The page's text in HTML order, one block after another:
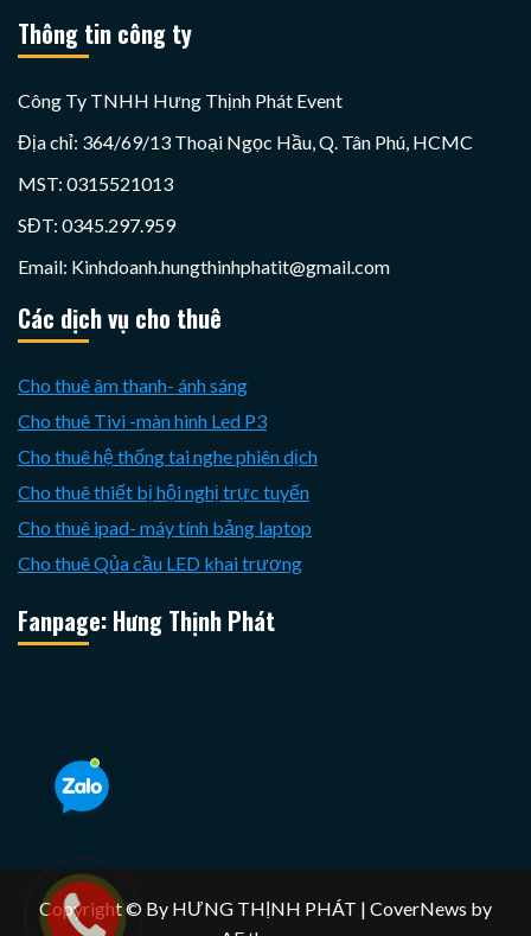
Thông tin công ty
Công Ty TNHH Hưng Thịnh Phát Event
Địa chỉ: 364/69/13 Thoại Ngọc Hầu, Q. Tân Phú, HCMC
MST: 0315521013
SĐT: 0345.297.959
Email: Kinhdoanh.hungthinhphatit@gmail.com
Các dịch vụ cho thuê
Cho thuê âm thanh- ánh sáng
Cho thuê Tivi -màn hình Led P3
Cho thuê hệ thống tai nghe phiên dịch
Cho thuê thiết bị hội nghị trực tuyến
Cho thuê ipad- máy tính bảng laptop
Cho thuê Qủa cầu LED khai trương
Fanpage: Hưng Thịnh Phát
Copyright © By HƯNG THỊNH PHÁT | CoverNews by